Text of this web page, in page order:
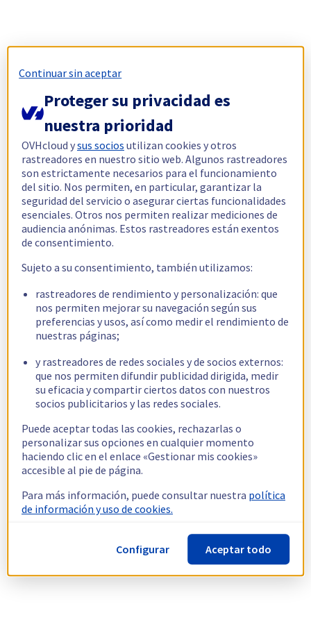
Continuar sin aceptar
Proteger su privacidad es
nuestra prioridad
OVHcloud ysus socios utilizan cookies y otros
rastreadores en nuestro sitio web. Algunos rastreadores
son estrictamente necesarios para el funcionamiento
del sitio. Nos permiten, en particular, garantizar la
seguridad del servicio o asegurar ciertas funcionalidades
esenciales. Otros nos permiten realizar mediciones de
audiencia anónimas. Estos rastreadores están exentos
de consentimiento.
Sujeto a su consentimiento, también utilizamos:
rastreadores de rendimiento y personalización: que
nos permiten mejorar su navegación según sus
preferencias y usos, así como medir el rendimiento de
nuestras páginas;
y rastreadores de redes sociales y de socios externos:
que nos permiten difundir publicidad dirigida, medir
su eficacia y compartir ciertos datos con nuestros
socios publicitarios y las redes sociales.
Puede aceptar todas las cookies, rechazarlas o
personalizar sus opciones en cualquier momento
haciendo clic en el enlace «Gestionar mis cookies»
accesible al pie de página.
Para más información, puede consultar nuestra política
de información y uso de cookies.
Configurar Aceptar todo